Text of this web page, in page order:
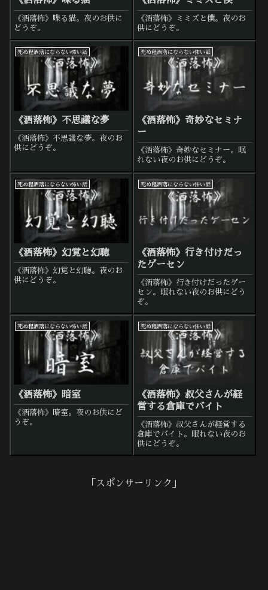
《洒落怖》喋る猫。夜のお供に
どうぞ。
《洒落怖》ミミズと僕。夜のお
供にどうぞ。
死ぬ程洒落にならない怖い話
《洒落怖》不思議な夢
《洒落怖》不思議な夢。夜のお
供にどうぞ。
死ぬ程洒落にならない怖い話
《洒落怖》奇妙なセミナ
ー
《洒落怖》奇妙なセミナー。眠
れない夜のお供にどうぞ。
死ぬ程洒落にならない怖い話
《洒落怖》幻覚と幻聴
《洒落怖》幻覚と幻聴。夜のお
供にどうぞ。
死ぬ程洒落にならない怖い話
《洒落怖》行き付けだっ
たゲーセン
《洒落怖》行き付けだったゲー
セン。眠れない夜のお供にどう
ぞ。
死ぬ程洒落にならない怖い話
《洒落怖》暗室
《洒落怖》暗室。夜のお供にど
うぞ。
死ぬ程洒落にならない怖い話
《洒落怖》叔父さんが経
営する倉庫でバイト
《洒落怖》叔父さんが経営する
倉庫でバイト。眠れない夜のお
供にどうぞ。
「スポンサーリンク」